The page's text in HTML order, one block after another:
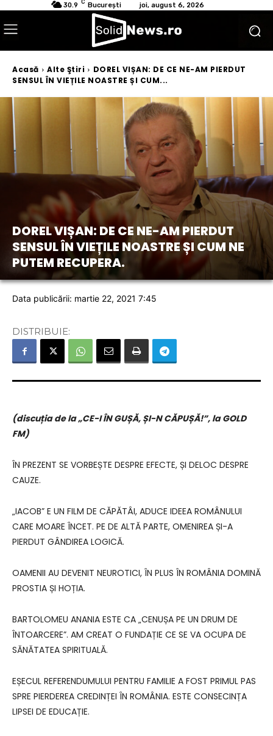
30.9 C București joi, august 6, 2026
Acasă Alte Ştiri
DOREL VIȘAN: DE CE NE-AM PIERDUT
SENSUL ÎN VIEȚILE NOASTRE ȘI CUM...
DOREL VIȘAN: DE CE NE-AM PIERDUT
SENSUL ÎN VIEȚILE NOASTRE ȘI CUM NE
PUTEM RECUPERA.
Data publicării: martie 22, 2021 7:45
DISTRIBUIE:
(discuția de la „CE-I ÎN GUȘĂ, ȘI-N CĂPUȘĂ!”, la GOLD
FM)
ÎN PREZENT SE VORBEȘTE DESPRE EFECTE, ȘI DELOC DESPRE
CAUZE.
„IACOB” E UN FILM DE CĂPĂTÂI, ADUCE IDEEA ROMÂNULUI
CARE MOARE ÎNCET. PE DE ALTĂ PARTE, OMENIREA ȘI-A
PIERDUT GÂNDIREA LOGICĂ.
OAMENII AU DEVENIT NEUROTICI, ÎN PLUS ÎN ROMÂNIA DOMINĂ
PROSTIA ȘI HOȚIA.
BARTOLOMEU ANANIA ESTE CA „CENUȘA PE UN DRUM DE
ÎNTOARCERE”. AM CREAT O FUNDAȚIE CE SE VA OCUPA DE
SĂNĂTATEA SPIRITUALĂ.
EȘECUL REFERENDUMULUI PENTRU FAMILIE A FOST PRIMUL PAS
SPRE PIERDEREA CREDINȚEI ÎN ROMÂNIA. ESTE CONSECINȚA
LIPSEI DE EDUCAȚIE.